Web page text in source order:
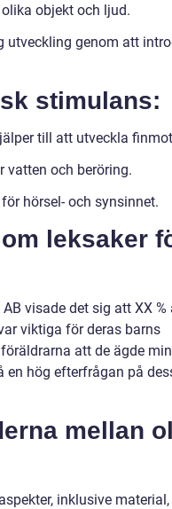
objekt och ljud.
genom att
stimulans:
till att utveckla
vatten och beröring.
hörsel- och synsinnet.
leksaker
visade det sig att XX %
viktiga för deras barns
att de ägde
en hög efterfrågan på
mellan
inklusive material,